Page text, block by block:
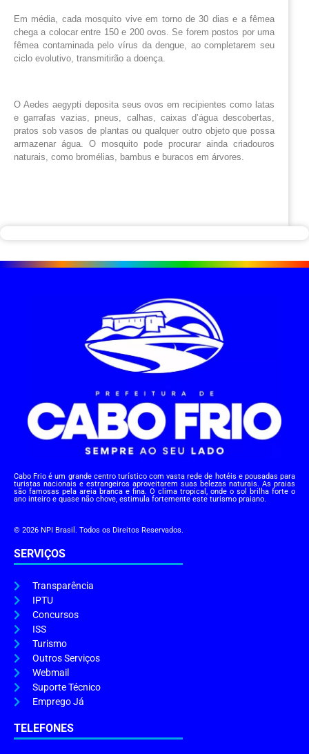
Em média, cada mosquito vive em torno de 30 dias e a fêmea
chega a colocar entre 150 e 200 ovos. Se forem postos por uma
fêmea contaminada pelo vírus da dengue, ao completarem seu
ciclo evolutivo, transmitirão a doença.
O Aedes aegypti deposita seus ovos em recipientes como latas
e garrafas vazias, pneus, calhas, caixas d’água descobertas,
pratos sob vasos de plantas ou qualquer outro objeto que possa
armazenar água. O mosquito pode procurar ainda criadouros
naturais, como bromélias, bambus e buracos em árvores.
Cabo Frio é um grande centro turístico com vasta rede de hotéis e pousadas para
turistas nacionais e estrangeiros aproveitarem suas belezas naturais. As praias
são famosas pela areia branca e fina. O clima tropical, onde o sol brilha forte o
ano inteiro e quase não chove, estimula fortemente este turismo praiano.
© 2026 NPI Brasil. Todos os Direitos Reservados.
SERVIÇOS
Transparência
IPTU
Concursos
ISS
Turismo
Outros Serviços
Webmail
Suporte Técnico
Emprego Já
TELEFONES